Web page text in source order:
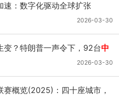
速：数字化驱动全球扩张
2026-03-30
变？特朗普一声令下，92台中
2026-03-30
赛概览(2025)：四十座城市，